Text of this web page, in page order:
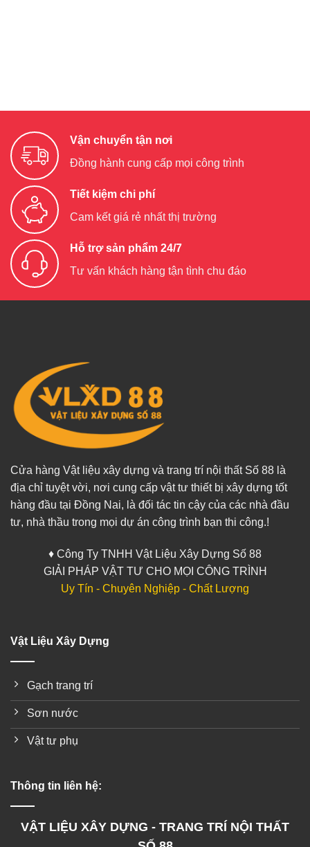
Vận chuyển tận nơi
Đồng hành cung cấp mọi công trình
Tiết kiệm chi phí
Cam kết giá rẻ nhất thị trường
Hỗ trợ sản phẩm 24/7
Tư vấn khách hàng tận tình chu đáo
Cửa hàng Vật liệu xây dựng và trang trí nội thất Số 88 là
địa chỉ tuyệt vời, nơi cung cấp vật tư thiết bị xây dựng tốt
hàng đầu tại Đồng Nai, là đối tác tin cậy của các nhà đầu
tư, nhà thầu trong mọi dự án công trình bạn thi công.!
♦ Công Ty TNHH Vật Liệu Xây Dựng Số 88
GIẢI PHÁP VẬT TƯ CHO MỌI CÔNG TRÌNH
Uy Tín - Chuyên Nghiệp - Chất Lượng
Vật Liệu Xây Dựng
Gạch trang trí
Sơn nước
Vật tư phụ
Thông tin liên hệ:
VẬT LIỆU XÂY DỰNG - TRANG TRÍ NỘI THẤT